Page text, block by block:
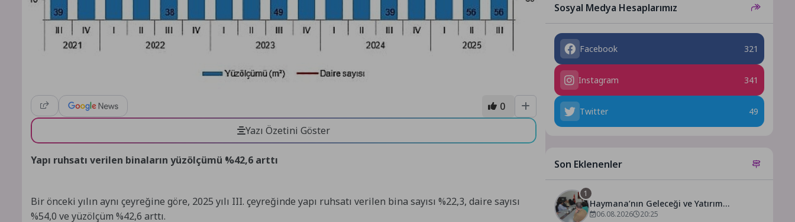
0
Yazı Özetini Göster
Yapı ruhsatı verilen binaların yüzölçümü %42,6 arttı
Bir önceki yılın aynı çeyreğine göre, 2025 yılı III. çeyreğinde yapı ruhsatı verilen bina sayısı %22,3, daire sayısı
%54,0 ve yüzölçüm %42,6 arttı.
Sosyal Medya Hesaplarımız
Facebook 321
Instagram 341
Twitter 49
Son Eklenenler
1
Haymana’nın Geleceği ve Yatırım
Potansiyeli Masaya Yatırıldı
06.08.2026 20:25